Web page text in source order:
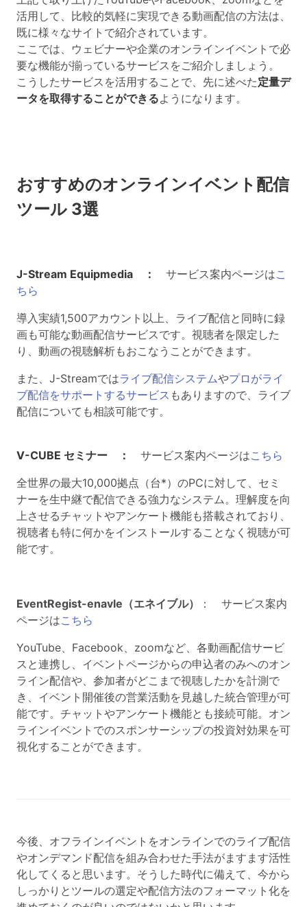
活用して、比較的気軽に実現できる動画配信の方法は、
既に様々なサイトで紹介されています。
ここでは、ウェビナーや企業のオンラインイベントで必
要な機能が揃っているサービスをご紹介しましょう。
こうしたサービスを活用することで、先に述べた定量デ
ータを取得することができるようになります。
おすすめのオンラインイベント配信
ツール 3選
J-Stream Equipmedia ： サービス案内ページはこ
ちら
導入実績1,500アカウント以上、ライブ配信と同時に録
画も可能な動画配信サービスです。視聴者を限定した
り、動画の視聴解析もおこなうことができます。
また、J-Streamではライブ配信システムやプロがライ
ブ配信をサポートするサービス もありますので、ライブ
配信についても相談可能です。
V-CUBE セミナー ： サービス案内ページはこちら
全世界の最大10,000拠点（台*）のPCに対して、セミ
ナーを生中継で配信できる強力なシステム。理解度を向
上させるチャットやアンケート機能も搭載されており、
視聴者も特に何かをインストールすることなく視聴が可
能です。
EventRegist-enavle（エネイブル）
： サービス案内
ページはこちら
YouTube、Facebook、zoomなど、各動画配信サービ
スと連携し、イベントページからの申込者のみへのオン
ライン配信や、参加者がどこまで視聴したかを計測で
き、イベント開催後の営業活動を見越した統合管理が可
能です。チャットやアンケート機能とも接続可能。オン
ラインイベントでのスポンサーシップの投資対効果を可
視化することができます。
今後、オフラインイベントをオンラインでのライブ配信
やオンデマンド配信を組み合わせた手法がますます活性
化してくると思います。そうした時代に備えて、今から
しっかりとツールの選定や配信方法のフォーマット化を